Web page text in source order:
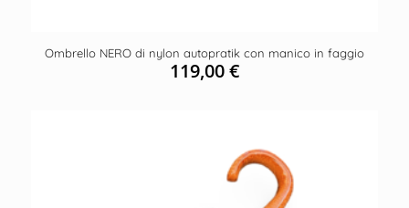
Ombrello NERO di nylon autopratik con manico in faggio
119,00€